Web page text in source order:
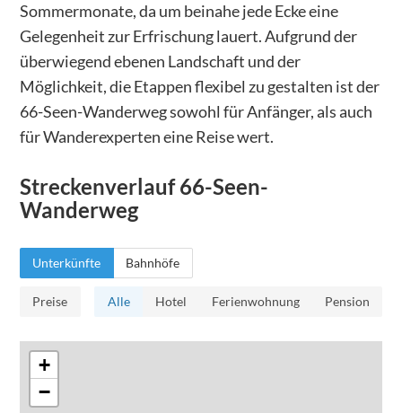
Sommermonate, da um beinahe jede Ecke eine
Gelegenheit zur Erfrischung lauert. Aufgrund der
überwiegend ebenen Landschaft und der
Möglichkeit, die Etappen flexibel zu gestalten ist der
66-Seen-Wanderweg sowohl für Anfänger, als auch
für Wanderexperten eine Reise wert.
Streckenverlauf66-Seen-
Wanderweg
Unterkünfte Bahnhöfe
Preise Alle Hotel Ferienwohnung Pension
+
−